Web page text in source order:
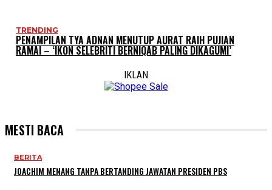
TRENDING
PENAMPILAN TYA ADNAN MENUTUP AURAT RAIH PUJIAN
RAMAI – ‘IKON SELEBRITI BERNIQAB PALING DIKAGUMI’
IKLAN
MESTI BACA
BERITA
JOACHIM MENANG TANPA BERTANDING JAWATAN PRESIDEN PBS